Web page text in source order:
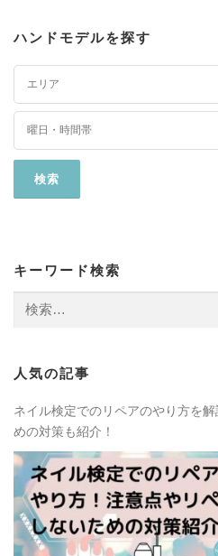
ハンドモデルを探す
キーワード検索
人気の記事
ネイル検定でのリペアのやり方を
めの対策も紹介！